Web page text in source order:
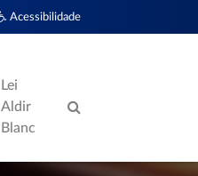
Acessibilidade
Lei
Aldir
Blanc